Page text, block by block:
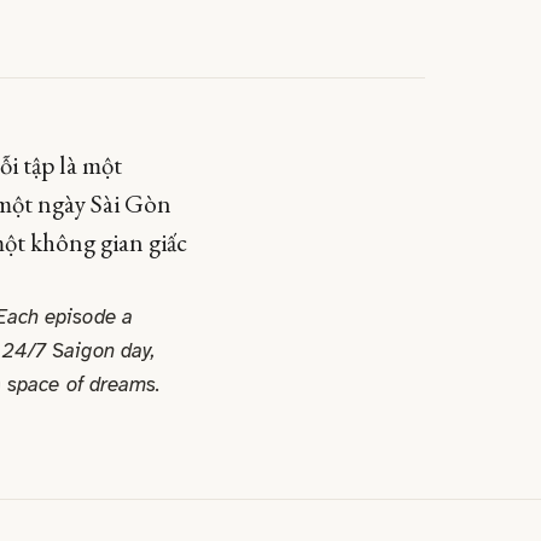
tập là một
ngày Sài Gòn
không gian giấc
episode a
7 Saigon day,
of dreams.